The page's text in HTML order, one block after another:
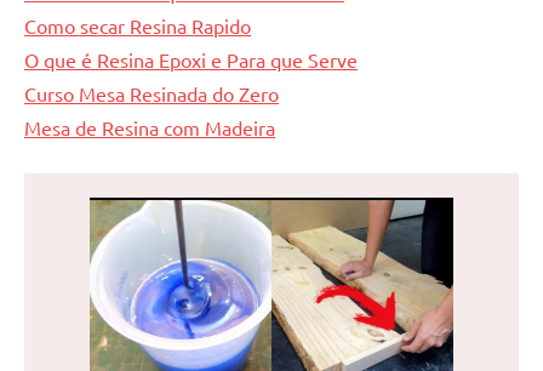
Como secar Resina Rapido
O que é Resina Epoxi e Para que Serve
Curso Mesa Resinada do Zero
Mesa de Resina com Madeira